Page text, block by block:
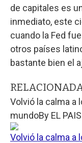
de capitales es
inmediato, este
cuando la Fed
otros países
bastante bien el
Volvió la calma a
mundoBy EL PAIS
Volvió la calma a